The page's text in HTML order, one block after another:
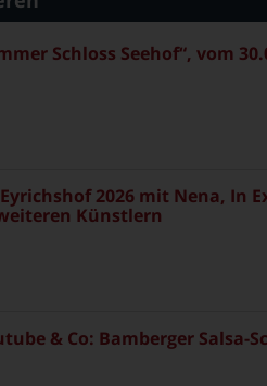
Schloss Seehof“, vom
2026 mit Nena, In
Künstlern
& Co: Bamberger Salsa-